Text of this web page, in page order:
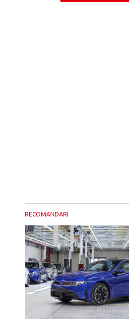
RECOMANDARI